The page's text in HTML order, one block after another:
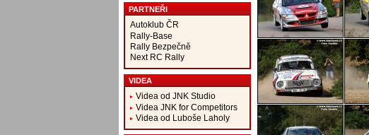
PARTNEŘI
Autoklub ČR
Rally-Base
Rally Bezpečně
Next RC Rally
VIDEA
Videa od JNK Studio
Videa JNK for Competitors
Videa od Luboše Laholy